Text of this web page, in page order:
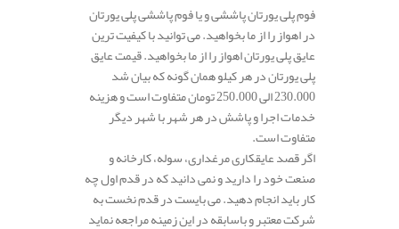
فوم پلی یورتان پاششی و یا فوم پاششی پلی یورتان
در اهواز را از ما بخواهید. می توانید با کیفیت ترین
عایق پلی یورتان اهواز را از ما بخواهید. قیمت عایق
پلی یورتان در هر کیلو همان گونه که بیان شد
230.000 الی 250.000 تومان متفاوت است و هزینه
خدمات اجرا و پاشش در هر شهر با شهر دیگر
متفاوت است.
اگر قصد عایقکاری مرغداری، سوله، کارخانه و
صنعت خود را دارید و نمی دانید که در قدم اول چه
کار باید انجام دهید. می بایست در قدم نخست به
شرکت معتبر و باسابقه در این زمینه مراجعه نماید